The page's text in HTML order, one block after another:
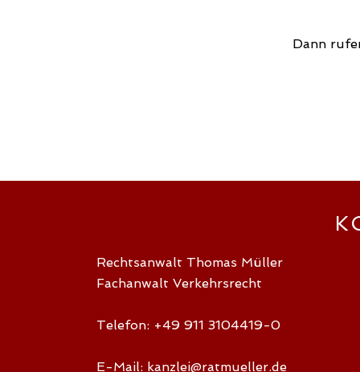
Dann
Rechtsanwalt Thomas Müller
Fachanwalt Verkehrsrecht
Telefon: +49 911 3104419-0
E-Mail: kanzlei@ratmueller.de